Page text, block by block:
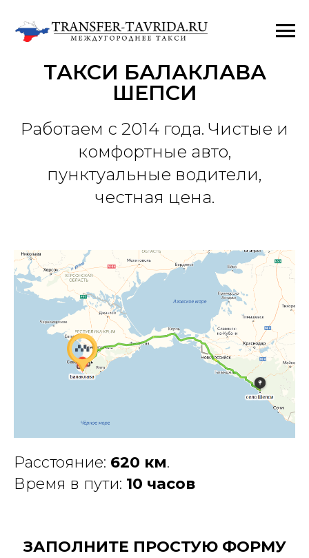
ТАКСИ БАЛАКЛАВА
ШЕПСИ
Работаем с 2014 года. Чистые и
комфортные авто,
пунктуальные водители,
честная цена.
Расстояние: 620 км.
Время в пути: 10 часов
ЗАПОЛНИТЕ ПРОСТУЮ ФОРМУ